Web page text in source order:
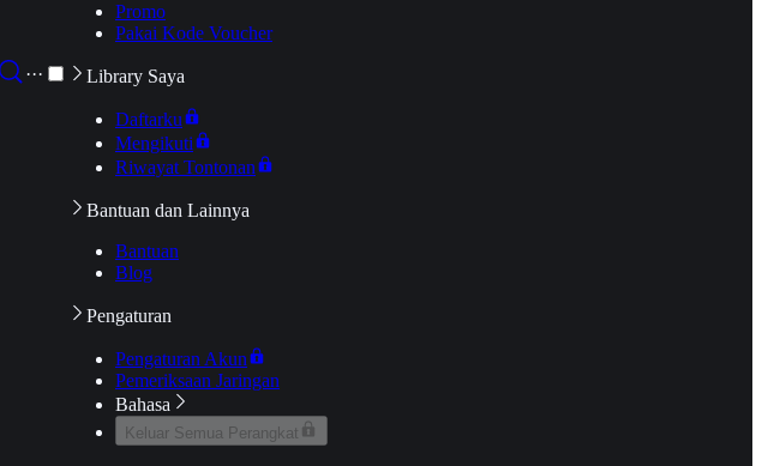
···
Promo
Pakai Kode Voucher
Library Saya
Daftarku
Mengikuti
Riwayat Tontonan
Bantuan dan Lainnya
Bantuan
Blog
Pengaturan
Pengaturan Akun
Pemeriksaan Jaringan
Bahasa
Keluar Semua Perangkat